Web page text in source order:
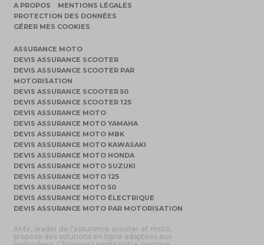
A PROPOS
MENTIONS LÉGALES
PROTECTION DES DONNÉES
GÉRER MES COOKIES
ASSURANCE MOTO
DEVIS ASSURANCE SCOOTER
DEVIS ASSURANCE SCOOTER PAR
MOTORISATION
DEVIS ASSURANCE SCOOTER 50
DEVIS ASSURANCE SCOOTER 125
DEVIS ASSURANCE MOTO
DEVIS ASSURANCE MOTO YAMAHA
DEVIS ASSURANCE MOTO MBK
DEVIS ASSURANCE MOTO KAWASAKI
DEVIS ASSURANCE MOTO HONDA
DEVIS ASSURANCE MOTO SUZUKI
DEVIS ASSURANCE MOTO 125
DEVIS ASSURANCE MOTO 50
DEVIS ASSURANCE MOTO ÉLECTRIQUE
DEVIS ASSURANCE MOTO PAR MOTORISATION
AMV, leader de l’assurance scooter et moto,
propose des solutions en ligne adaptées aux